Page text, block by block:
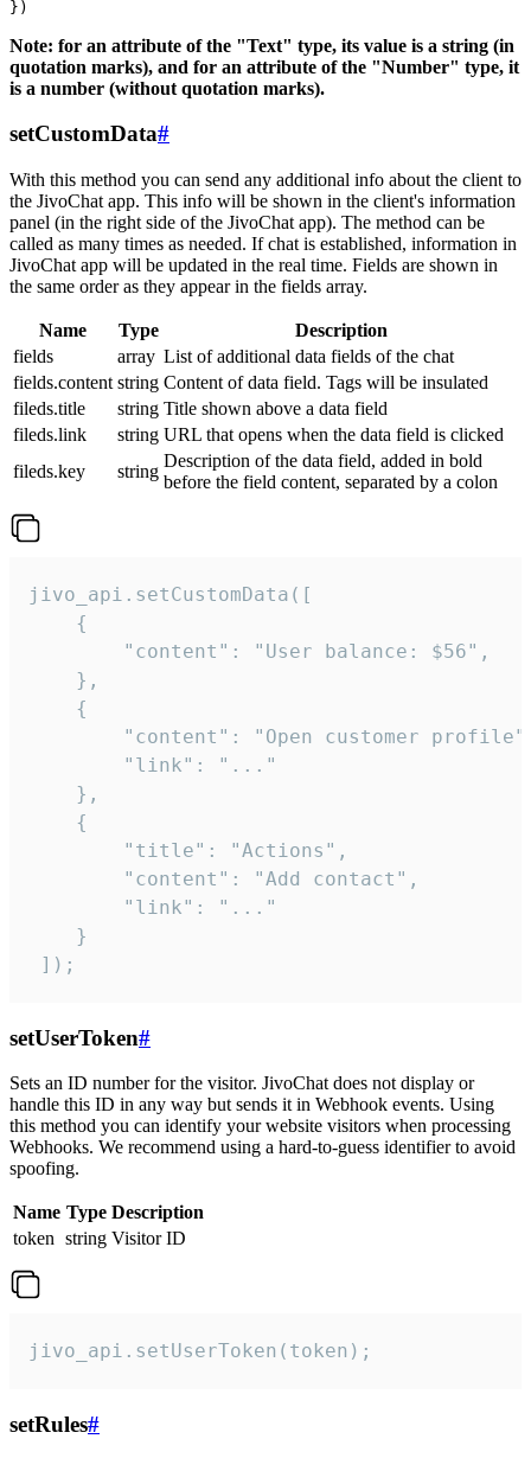
Note: for an attribute of the "Text" type, its value is a string (in
quotation marks), and for an attribute of the "Number" type, it
is a number (without quotation marks).
setCustomData#
With this method you can send any additional info about the client to
the JivoChat app. This info will be shown in the client's information
panel (in the right side of the JivoChat app). The method can be
called as many times as needed. If chat is established, information in
JivoChat app will be updated in the real time. Fields are shown in
the same order as they appear in the fields array.
Name Type
Description
fields
array List of additional data fields of the chat
fields.content string Content of data field. Tags will be insulated
fileds.title
string Title shown above a data field
fileds.link
string URL that opens when the data field is clicked
fileds.key
string
Description of the data field, added in bold
before the field content, separated by a colon
jivo_api.setCustomData([
    {
        "content": "User balance: $56",
    },
    {
"content": "Open customer
        "link": "..."
    },
    {
        "title": "Actions",
        "content": "Add contact",
        "link": "..."
    }
]);
setUserToken#
Sets an ID number for the visitor. JivoChat does not display or
handle this ID in any way but sends it in Webhook events. Using
this method you can identify your website visitors when processing
Webhooks. We recommend using a hard-to-guess identifier to avoid
spoofing.
Name Type Description
token string Visitor ID
jivo_api.setUserToken(token);
setRules#